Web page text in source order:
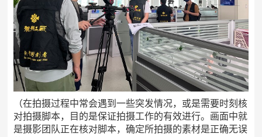
（在拍摄过程中常会遇到一些突发情况，或是需要时刻核
对拍摄脚本，目的是保证拍摄工作的有效进行。画面中就
是摄影团队正在核对脚本，确定所拍摄的素材是正确无误